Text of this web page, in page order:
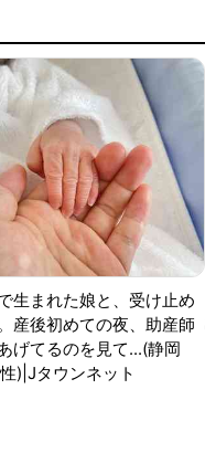
生まれた娘と、受け止め
産後初めての夜、助産師
げてるのを見て...(静岡
)|Jタウンネット